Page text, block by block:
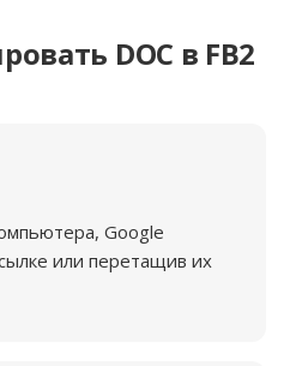
DOC в FB2
Google
или перетащив их